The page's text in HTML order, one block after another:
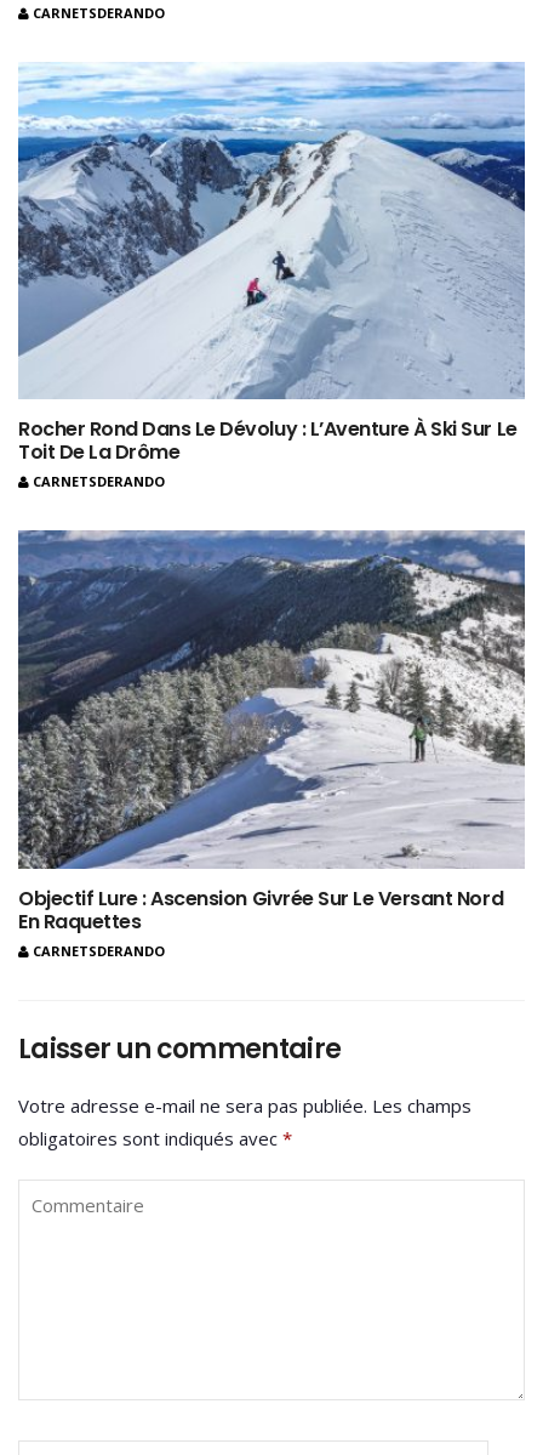
CARNETSDERANDO
Rocher Rond Dans Le Dévoluy : L’Aventure À Ski Sur Le
Toit De La Drôme
CARNETSDERANDO
Objectif Lure : Ascension Givrée Sur Le Versant Nord
En Raquettes
CARNETSDERANDO
Laisser un commentaire
Votre adresse e-mail ne sera pas publiée. Les champs
obligatoires sont indiqués avec *